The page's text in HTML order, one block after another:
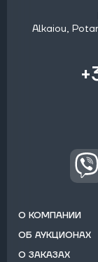
Alkaiou,
О КОМПАНИИ
ОБ АУКЦИОНАХ
О ЗАКАЗАХ